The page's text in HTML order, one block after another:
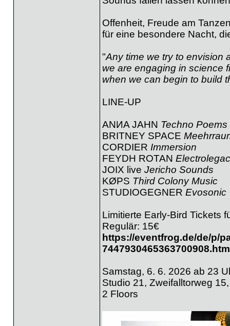
Offenheit, Freude am
für eine besondere Nacht,
"Any time we try to envision
we are engaging in science
when we can begin to build
LINE-UP
ANИA JAHN Techno Poems
BRITNEY SPACE
CORDIER Immersion
FEYDH ROTAN
JOIX live Jericho Sounds
KØPS Third Colony Music
STUDIOGEGNER Evosonic
Limitierte Early-Bird Tickets
Regulär: 15€
https://eventfrog.de/de/p/
Samstag, 6. 6. 2026 ab 23
Studio 21, Zweifalltorweg
2 Floors